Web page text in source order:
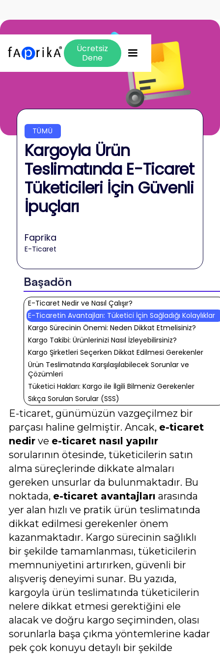
Ücretsiz
Dene
TÜMÜ
Kargoyla Ürün
Teslimatında E-Ticaret
Tüketicileri İçin Güvenli
İpuçları
Faprika
E-Ticaret
Başadön
E-Ticaret Nedir ve Nasıl Çalışır?
E-Ticaretin Avantajları: Tüketici İçin Sağladığı Kolaylıklar
Kargo Sürecinin Önemi: Neden Dikkat Etmelisiniz?
Kargo Takibi: Ürünlerinizi Nasıl İzleyebilirsiniz?
Kargo Şirketleri Seçerken Dikkat Edilmesi Gerekenler
Ürün Teslimatında Karşılaşılabilecek Sorunlar ve
Çözümleri
Tüketici Hakları: Kargo ile İlgili Bilmeniz Gerekenler
Sıkça Sorulan Sorular (SSS)
E-ticaret, günümüzün vazgeçilmez bir
parçası haline gelmiştir. Ancak, e-ticaret
nedir ve e-ticaret nasıl yapılır
sorularının ötesinde, tüketicilerin satın
alma süreçlerinde dikkate almaları
gereken unsurlar da bulunmaktadır. Bu
noktada, e-ticaret avantajları arasında
yer alan hızlı ve pratik ürün teslimatında
dikkat edilmesi gerekenler önem
kazanmaktadır. Kargo sürecinin sağlıklı
bir şekilde tamamlanması, tüketicilerin
memnuniyetini artırırken, güvenli bir
alışveriş deneyimi sunar. Bu yazıda,
kargoyla ürün teslimatında tüketicilerin
nelere dikkat etmesi gerektiğini ele
alacak ve doğru kargo seçiminden, olası
sorunlarla başa çıkma yöntemlerine kadar
pek çok konuyu detaylı bir şekilde